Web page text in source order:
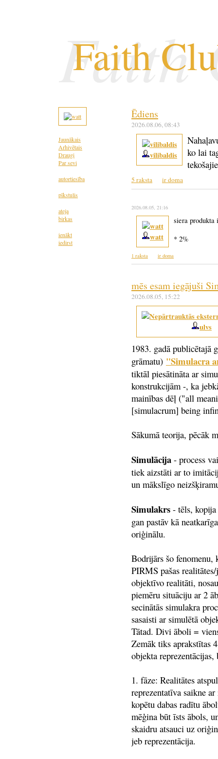
Faith
Faith
Jaunākais
Arhivētais
Draugi
Par sevi
autortiesība
pīkstulis
ateja
birkas
ienākt
iedirst
Ēdiens
2026.08.06, 08:43
vilibaldis
ko lai
5 raksta ir doma
2026.08.05, 21:16
watt
siera
* 2%
1 raksta ir doma
mēs esam iegājuši
2026.08.05, 15:22
ulvs
1983. gadā publicētajā
grāmatu) "Simulacra
tiktāl piesātināta ar
konstrukcijām -, ka
mainības dēļ ("all
[simulacrum] being
Sākumā teorija, pēcāk
Simulācija - process
tiek aizstāti ar to
un mākslīgo
Simulakrs - tēls,
gan pastāv kā
oriģinālu.
Bodrijārs šo
PIRMS pašas
objektīvo realitāti,
piemēru situāciju ar 2
secinātās simulakra
sasaisti ar simulētā
Tātad. Divi āboli =
Zemāk tiks aprakstītas
objekta
1. fāze: Realitātes
reprezentatīva saikne
kopētu dabas radītu
mēģina būt īsts ābols,
skaidru atsauci uz
jeb reprezentācija.